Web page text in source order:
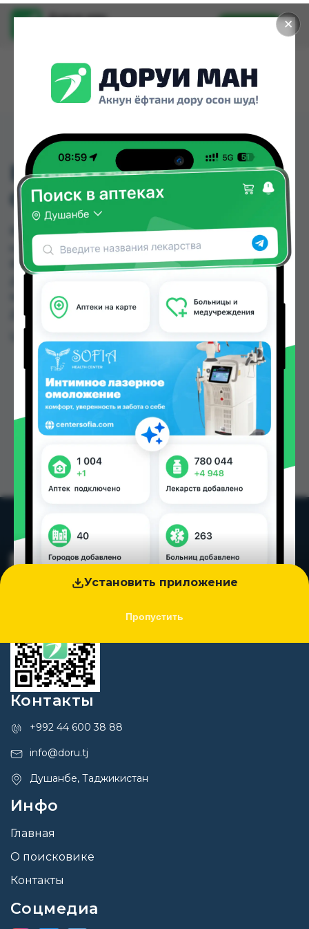
✕
Установить приложение
Пропустить
Доруи ман
Установить
ВЛАЖНАЯ САЛФЕТКА
OTTOMAN 20ШТ
ВЛАЖНАЯ САЛФЕТКА OTTOMAN 20ШТ можно
купить или заказать в аптеках, Аптека Нур (Nur),
Ватан №1, Дору Фарм №2, Дору Фарм №20,
Махсус по цене от 2.00 TJS до 25.00 TJS в
Душанбе и других городах Таджикистана
Контакты
+992 44 600 38 88
info@doru.tj
Душанбе, Таджикистан
Инфо
Главная
О поисковике
Контакты
Соцмедиа